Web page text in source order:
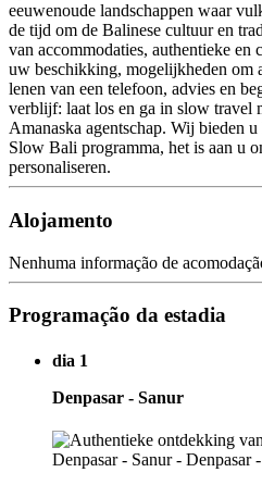
eeuwenoude landschappen waar
de tijd om de Balinese cultuur en
van accommodaties, authentieke en
uw beschikking, mogelijkheden om
lenen van een telefoon, advies en
verblijf: laat los en ga in slow travel
Amanaska agentschap. Wij bieden
Slow Bali programma, het is aan u
personaliseren.
Alojamento
Nenhuma informação de
Programação da estadia
dia 1
Denpasar - Sanur